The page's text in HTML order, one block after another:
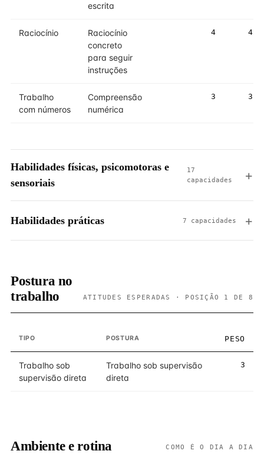
escrita
Raciocínio
Raciocínio
concreto
para seguir
instruções
4 4
Trabalho
com números
Compreensão
numérica
3 3
Habilidades físicas, psicomotoras e
sensoriais
17
capacidades
Habilidades práticas 7 capacidades
Postura no
trabalho
ATITUDES ESPERADAS · POSIÇÃO 1 DE 8
TIPO POSTURA PESO
Trabalho sob
supervisão direta
Trabalho sob supervisão
direta
3
Ambiente e rotina COMO É O DIA A DIA